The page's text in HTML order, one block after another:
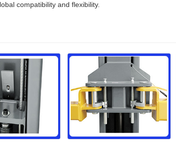
compatibility and flexibility.